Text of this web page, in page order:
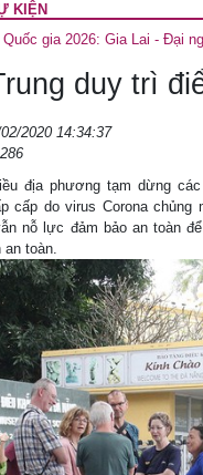
KIỆN
Quốc gia 2026: Gia Lai - Đại
duy trì
2020 14:34:37
địa phương tạm dừng
cấp do virus Corona
nỗ lực đảm bảo an toàn
an toàn.